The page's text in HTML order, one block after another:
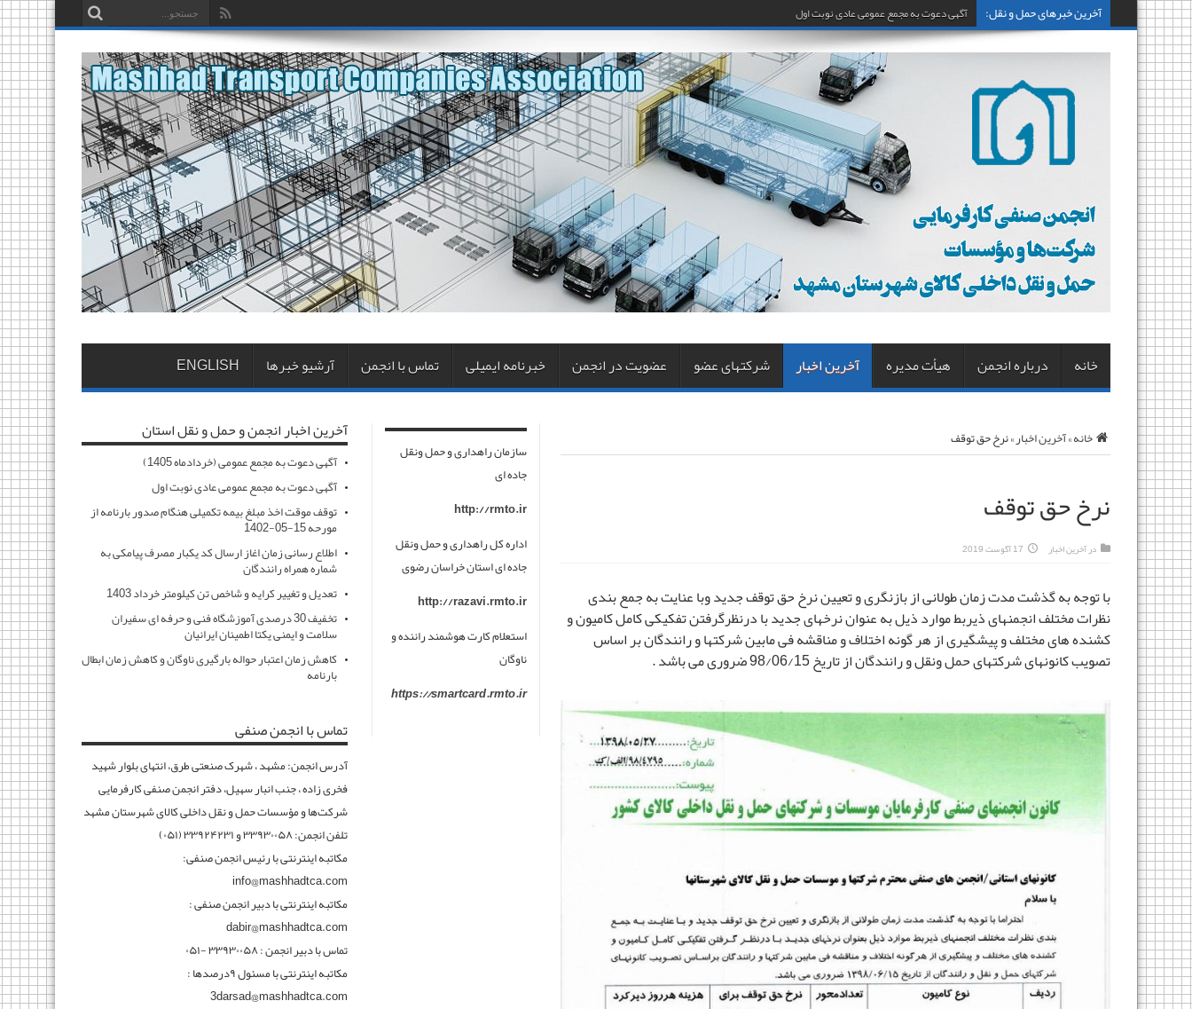
آخرین خبرهای حمل و نقل: آگهی دعوت به مجمع عمومی عادی نوبت اول
خانه درباره انجمن هیأت مدیره آخرین اخبار شرکتهای عضو عضویت در انجمن خبرنامه ایمیلی تماس با انجمن آرشیو خبرها ENGLISH
خانه»آخرین اخبار»نرخ حق توقف
نرخ حق توقف
درآخرین اخبار 17 آگوست 2019
با توجه به گذشت مدت زمان طولانی از بازنگری و تعیین نرخ حق توقف جدید وبا عنایت به جمع بندی
نظرات مختلف انجمنهای ذیربط موارد ذیل به عنوان نرخهای جدید با درنظرگرفتن تفکیکی کامل کامیون و
کشنده های مختلف و پیشگیری از هر گونه اختلاف و مناقشه فی مابین شرکتها و رانندگان بر اساس
تصویب کانونهای شرکتهای حمل ونقل و رانندگان از تاریخ 98/06/15 ضروری می باشد .
سازمان راهداری و حمل ونقل
جاده ای
http://rmto.ir
اداره کل راهداری و حمل ونقل
جاده ای استان خراسان رضوی
http://razavi.rmto.ir
استعلام کارت هوشمند راننده و
ناوگان
https://smartcard.rmto.ir
آخرین اخبار انجمن و حمل و نقل استان
آگهی دعوت به مجمع عمومی (خردادماه 1405)
آگهی دعوت به مجمع عمومی عادی نوبت اول
توقف موقت اخذ مبلغ بیمه تکمیلی هنگام صدور بارنامه از
مورحه 15-05-1402
اطلاع رسانی زمان اغاز ارسال کد یکبار مصرف پیامکی به
شماره همراه رانندگان
تعدیل و تغییر کرایه و شاخص تن کیلومتر خرداد 1403
تخفیف 30 درصدی آموزشگاه فنی و حرفه ای سفیران
سلامت و ایمنی یکتا اطمینان ایرانیان
کاهش زمان اعتبار حواله بارگیری ناوگان و کاهش زمان ابطال
بارنامه
تماس با انجمن صنفی
آدرس انجمن: مشهد ، شهرک صنعتی طرق، انتهای بلوار شهید
فخری زاده ، جنب انبار سهیل، دفتر انجمن صنفی کارفرمایی
شرکت‌ها و مؤسسات حمل و نقل داخلی کالای شهرستان مشهد
تلفن انجمن: ۳۳۹۳۰۰۵۸ و ۳۳۹۲۴۲۳۱ (۰۵۱)
مکاتبه اینترنتی با رئیس انجمن صنفی:
info@mashhadtca.com
مکاتبه اینترنتی با دبیر انجمن صنفی :
dabir@mashhadtca.com
تماس با دبیر انجمن : ۳۳۹۳۰۰۵۸ -۰۵۱
مکاتبه اینترنتی با مسئول ۹درصدها :
3darsad@mashhadtca.com